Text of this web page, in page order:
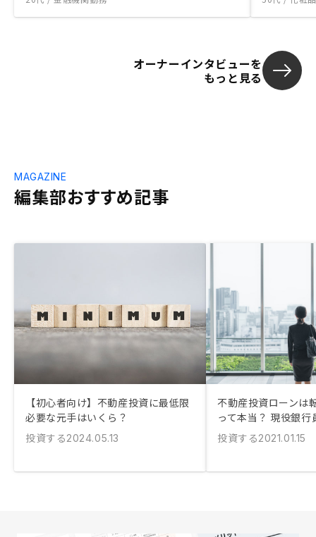
オーナーインタビューを
もっと見る
編集部おすすめ記事
MAGAZINE
【初心者向け】不動産投資に最低限
必要な元手はいくら？
投資する2024.05.13
不動産投資ローンは
って本当？ 現役銀
投資する2021.01.15